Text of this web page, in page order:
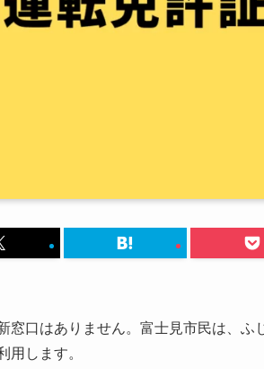
窓口はありません。富士見市民は、ふ
用します。